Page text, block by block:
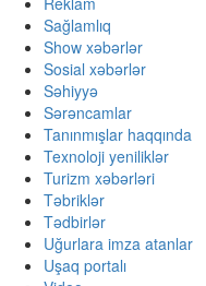
Sağlamlıq
Show xəbərlər
Sosial xəbərlər
Səhiyyə
Sərəncamlar
Tanınmışlar haqqında
Texnoloji yeniliklər
Turizm xəbərləri
Təbriklər
Tədbirlər
Uğurlara imza atanlar
Uşaq portalı